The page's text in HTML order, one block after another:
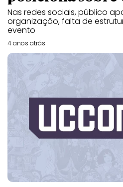
Nas redes sociais, público
organização, falta de
evento
4 anos atrás